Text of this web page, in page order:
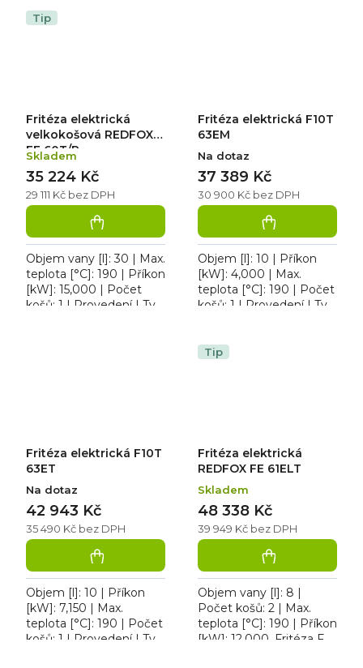
elektrická FPDL 1333ET
Tip
Fritéza elektrická
velkokošová REDFOX
FE 60T/P
Skladem
29 111 Kč bez DPH
35 224 Kč
Objem vany [l]: 30 | Max.
teplota [°C]: 190 | Příkon
[kW]: 15,000 | Počet
košů: 1 | Provedení | Typ
Fritéza elektrická F10T
63EM
Na dotaz
30 900 Kč bez DPH
37 389 Kč
Objem [l]: 10 | Příkon
[kW]: 4,000 | Max.
teplota [°C]: 190 | Počet
košů: 1 | Provedení | Typ
přední výpust...
Fritéza elektrická F10T
63ET
Na dotaz
35 490 Kč bez DPH
42 943 Kč
Objem [l]: 10 | Příkon
[kW]: 7,150 | Max.
teplota [°C]: 190 | Počet
košů: 1 | Provedení | Typ
Tip
Fritéza elektrická
REDFOX FE 61ELT
Skladem
39 949 Kč bez DPH
48 338 Kč
Objem vany [l]: 8 |
Počet košů: 2 | Max.
teplota [°C]: 190 | Příkon
[kW]: 12,000. Fritéza FE